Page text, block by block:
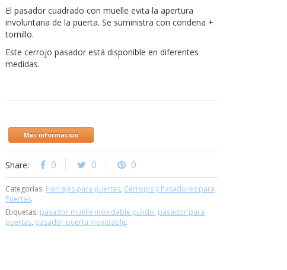
El pasador cuadrado con muelle evita la apertura
involuntaria de la puerta. Se suministra con condena +
tornillo.
Este cerrojo pasador está disponible en diferentes
medidas.
Mas informacion
Share: 0 0 0
Categorías: Herrajes para puertas, Cerrojos y Pasadores para
Puertas.
Etiquetas: pasador muelle inoxidable pulido, pasador para
puertas, pasador puerta inoxidable.